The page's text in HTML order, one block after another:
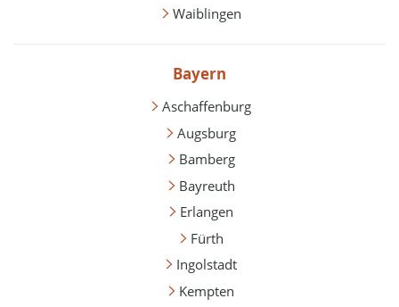
Waiblingen
Bayern
Aschaffenburg
Augsburg
Bamberg
Bayreuth
Erlangen
Fürth
Ingolstadt
Kempten